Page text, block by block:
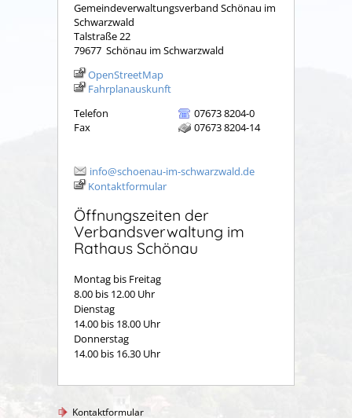
Gemeindeverwaltungsverband Schönau im
Schwarzwald
Talstraße 22
79677 Schönau im Schwarzwald
OpenStreetMap
Fahrplanauskunft
Telefon
07673 8204-0
Fax
07673 8204-14
info@schoenau-im-schwarzwald.de
Kontaktformular
Öffnungszeiten der
Verbandsverwaltung im
Rathaus Schönau
Montag bis Freitag
8.00 bis 12.00 Uhr
Dienstag
14.00 bis 18.00 Uhr
Donnerstag
14.00 bis 16.30 Uhr
Kontaktformular